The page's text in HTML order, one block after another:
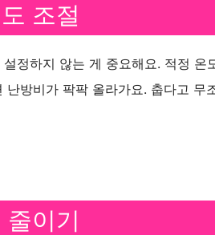
조절
정하지 않는 게 중요해요. 적정
난방비가 팍팍 올라가요. 춥다고 무
이기